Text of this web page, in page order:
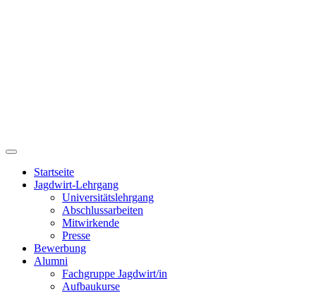
Startseite
Jagdwirt-Lehrgang
Universitätslehrgang
Abschlussarbeiten
Mitwirkende
Presse
Bewerbung
Alumni
Fachgruppe Jagdwirt/in
Aufbaukurse